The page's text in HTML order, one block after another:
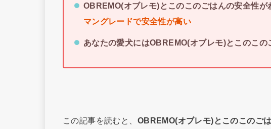
OBREMO(オブレモ)とこのこのごはんの安全性
マングレードで安全性が高い
あなたの愛犬にはOBREMO(オブレモ)とこのこ
この記事を読むと、 OBREMO(オブレモ)とこのこのご